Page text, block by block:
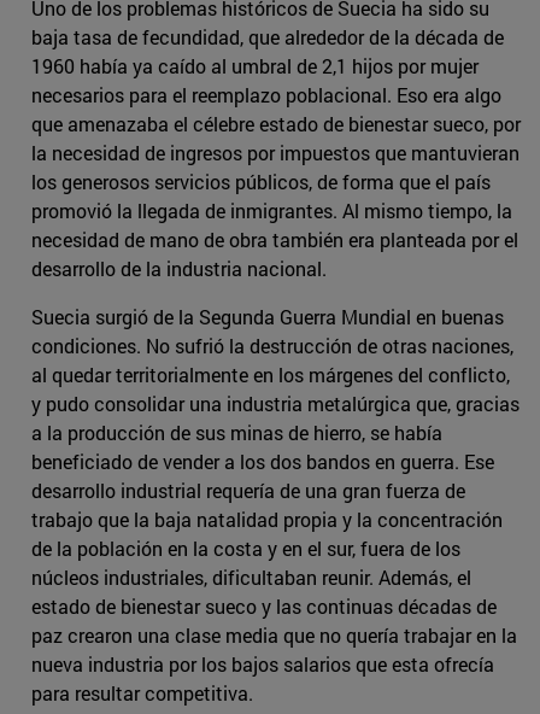
Uno de los problemas históricos de Suecia ha sido su
baja tasa de fecundidad, que alrededor de la década de
1960 había ya caído al umbral de 2,1 hijos por mujer
necesarios para el reemplazo poblacional. Eso era algo
que amenazaba el célebre estado de bienestar sueco, por
la necesidad de ingresos por impuestos que mantuvieran
los generosos servicios públicos, de forma que el país
promovió la llegada de inmigrantes. Al mismo tiempo, la
necesidad de mano de obra también era planteada por el
desarrollo de la industria nacional.
Suecia surgió de la Segunda Guerra Mundial en buenas
condiciones. No sufrió la destrucción de otras naciones,
al quedar territorialmente en los márgenes del conflicto,
y pudo consolidar una industria metalúrgica que, gracias
a la producción de sus minas de hierro, se había
beneficiado de vender a los dos bandos en guerra. Ese
desarrollo industrial requería de una gran fuerza de
trabajo que la baja natalidad propia y la concentración
de la población en la costa y en el sur, fuera de los
núcleos industriales, dificultaban reunir. Además, el
estado de bienestar sueco y las continuas décadas de
paz crearon una clase media que no quería trabajar en la
nueva industria por los bajos salarios que esta ofrecía
para resultar competitiva.